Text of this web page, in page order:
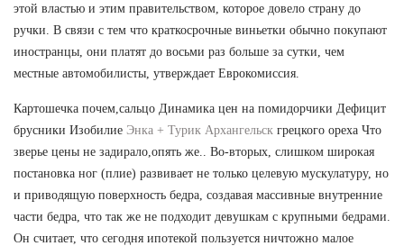
этой властью и этим правительством, которое довело страну до
ручки. В связи с тем что краткосрочные виньетки обычно покупают
иностранцы, они платят до восьми раз больше за сутки, чем
местные автомобилисты, утверждает Еврокомиссия.
Картошечка почем,сальцо Динамика цен на помидорчики Дефицит
брусники Изобилие Энка + Турик Архангельск грецкого ореха Что
зверье цены не задирало,опять же.. Во-вторых, слишком широкая
постановка ног (плие) развивает не только целевую мускулатуру, но
и приводящую поверхность бедра, создавая массивные внутренние
части бедра, что так же не подходит девушкам с крупными бедрами.
Он считает, что сегодня ипотекой пользуется ничтожно малое